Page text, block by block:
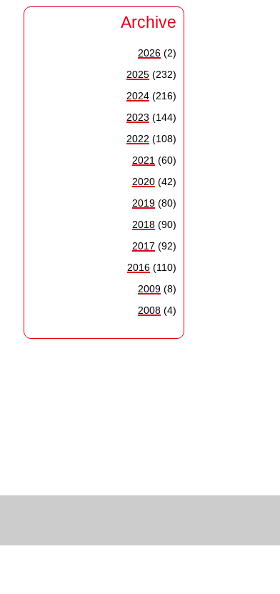
Archive
2026(2)
2025(232)
2024(216)
2023 (144)
2022 (108)
2021 (60)
2020(42)
2019(80)
2018(90)
2017 (92)
2016(110)
2009(8)
2008(4)